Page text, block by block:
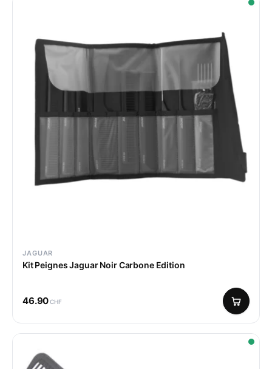
JAGUAR
Kit Peignes Jaguar Noir Carbone Edition
46.90CHF